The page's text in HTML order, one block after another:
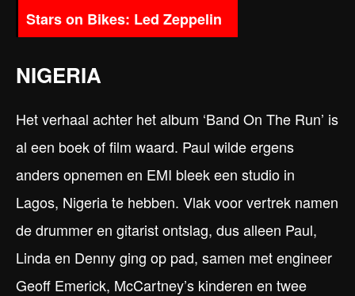
Stars on Bikes: Led Zeppelin
NIGERIA
Het verhaal achter het album ‘Band On The Run’ is
al een boek of film waard. Paul wilde ergens
anders opnemen en EMI bleek een studio in
Lagos, Nigeria te hebben. Vlak voor vertrek namen
de drummer en gitarist ontslag, dus alleen Paul,
Linda en Denny ging op pad, samen met engineer
Geoff Emerick, McCartney’s kinderen en twee